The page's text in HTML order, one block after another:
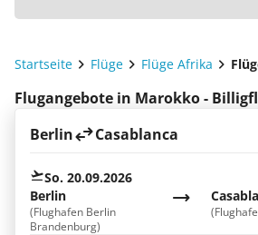
Startseite Flüge Flüge Afrika
Flugangebote in Marokko -
Berlin
Casablanca
So. 20.09.2026
Berlin
(Flughafen Berlin
Brandenburg)